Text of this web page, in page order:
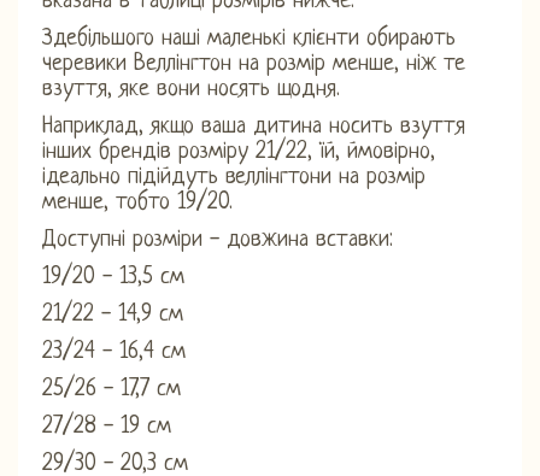
Здебільшого наші маленькі клієнти обирають
черевики Веллінгтон на розмір менше, ніж те
взуття, яке вони носять щодня.
Наприклад, якщо ваша дитина носить взуття
інших брендів розміру 21/22, їй, ймовірно,
ідеально підійдуть веллінгтони на розмір
менше, тобто 19/20.
Доступні розміри - довжина вставки:
19/20 - 13,5 см
21/22 - 14,9 см
23/24 - 16,4 см
25/26 - 17,7 см
27/28 - 19 см
29/30 - 20,3 см